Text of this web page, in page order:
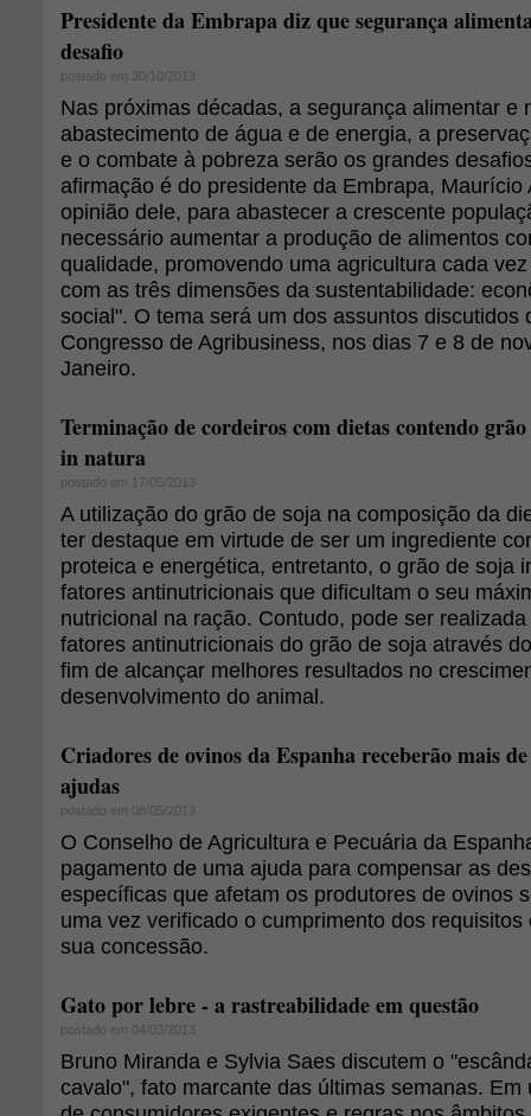
Presidente da Embrapa diz que segurança
desafio
postado em 30/10/2013
Nas próximas décadas, a segurança alimentar e
abastecimento de água e de energia, a
e o combate à pobreza serão os grandes
afirmação é do presidente da Embrapa, Maurício
opinião dele, para abastecer a crescente
necessário aumentar a produção de alimentos
qualidade, promovendo uma agricultura cada
com as três dimensões da sustentabilidade:
social". O tema será um dos assuntos discutidos
Congresso de Agribusiness, nos dias 7 e 8 de
Janeiro.
Terminação de cordeiros com dietas contendo
in natura
postado em 17/05/2013
A utilização do grão de soja na composição da
ter destaque em virtude de ser um ingrediente
proteica e energética, entretanto, o grão de soja
fatores antinutricionais que dificultam o seu
nutricional na ração. Contudo, pode ser
fatores antinutricionais do grão de soja através
fim de alcançar melhores resultados no
desenvolvimento do animal.
Criadores de ovinos da Espanha receberão mais
ajudas
postado em 08/05/2013
O Conselho de Agricultura e Pecuária da
pagamento de uma ajuda para compensar as
específicas que afetam os produtores de ovinos
uma vez verificado o cumprimento dos
sua concessão.
Gato por lebre - a rastreabilidade em questão
postado em 04/03/2013
Bruno Miranda e Sylvia Saes discutem o
cavalo", fato marcante das últimas semanas. Em